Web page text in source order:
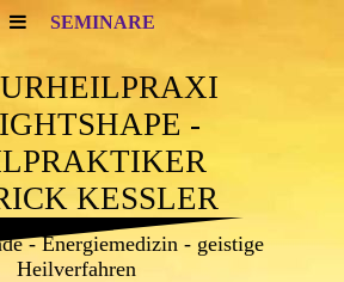
SEMINARE
-
KESSLER
- Energiemedizin - geistige
Heilverfahren